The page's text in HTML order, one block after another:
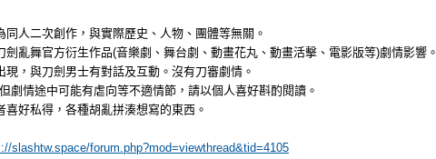
人二次創作，與實際歷史、人物、團體等無關。
亂舞官方衍生作品(音樂劇、舞台劇、動畫花丸、動畫活擊、電影版等)劇情影響。
，與刀劍男士有對話及互動。沒有刀審劇情。
劇情途中可能有虐向等不適情節，請以個人喜好斟酌閱讀。
好私得，各種胡亂拼湊想寫的東西。
slashtw.space/forum.php?mod=viewthread&tid=4105